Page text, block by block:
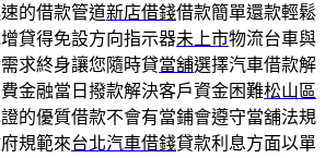
的借款管道新店借錢借款簡單還款輕鬆
貸得免設方向指示器未上市物流台車與
求終身讓您隨時貸當舖選擇汽車借款解
金融當日撥款解決客戶資金困難松山區
的優質借款不會有當鋪會遵守當舖法規
規範來台北汽車借錢貸款利息方面以單